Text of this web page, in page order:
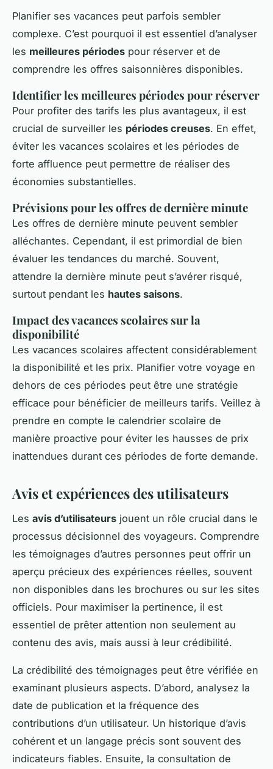
Planifier ses vacances peut parfois sembler
complexe. C’est pourquoi il est essentiel d’analyser
les meilleures périodes pour réserver et de
comprendre les offres saisonnières disponibles.
Identifier les meilleures périodes pour réserver
Pour profiter des tarifs les plus avantageux, il est
crucial de surveiller les périodes creuses. En effet,
éviter les vacances scolaires et les périodes de
forte affluence peut permettre de réaliser des
économies substantielles.
Prévisions pour les offres de dernière minute
Les offres de dernière minute peuvent sembler
alléchantes. Cependant, il est primordial de bien
évaluer les tendances du marché. Souvent,
attendre la dernière minute peut s’avérer risqué,
surtout pendant les hautes saisons.
Impact des vacances scolaires sur la
disponibilité
Les vacances scolaires affectent considérablement
la disponibilité et les prix. Planifier votre voyage en
dehors de ces périodes peut être une stratégie
efficace pour bénéficier de meilleurs tarifs. Veillez à
prendre en compte le calendrier scolaire de
manière proactive pour éviter les hausses de prix
inattendues durant ces périodes de forte demande.
Avis et expériences des utilisateurs
Les avis d’utilisateurs jouent un rôle crucial dans le
processus décisionnel des voyageurs. Comprendre
les témoignages d’autres personnes peut offrir un
aperçu précieux des expériences réelles, souvent
non disponibles dans les brochures ou sur les sites
officiels. Pour maximiser la pertinence, il est
essentiel de prêter attention non seulement au
contenu des avis, mais aussi à leur crédibilité.
La crédibilité des témoignages peut être vérifiée en
examinant plusieurs aspects. D’abord, analysez la
date de publication et la fréquence des
contributions d’un utilisateur. Un historique d’avis
cohérent et un langage précis sont souvent des
indicateurs fiables. Ensuite, la consultation de